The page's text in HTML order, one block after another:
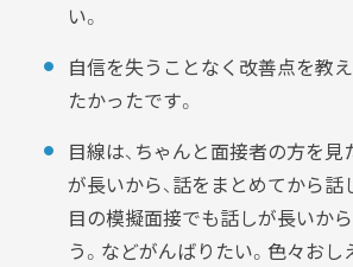
い。
自信を失うことなく改善点を教
たかったです。
目線は、ちゃんと面接者の方を見
が長いから、話をまとめてから話
目の模擬面接でも話しが長いか
う。などがんばりたい。色々お